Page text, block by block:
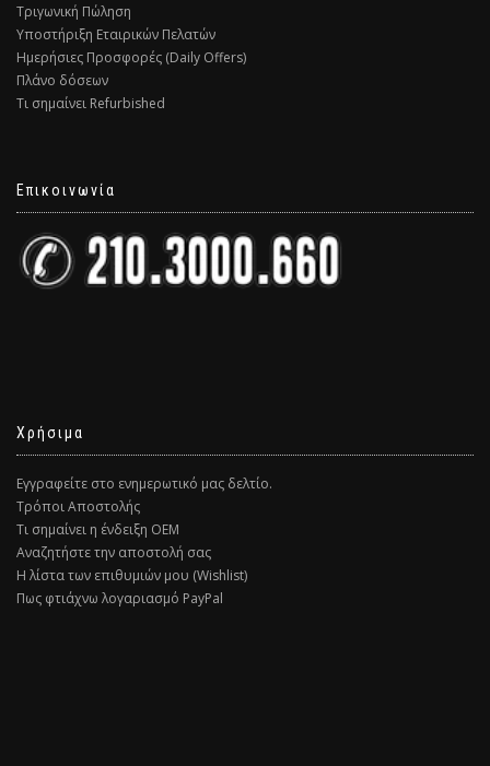
Τριγωνική Πώληση
Υποστήριξη Εταιρικών Πελατών
Ημερήσιες Προσφορές (Daily Offers)
Πλάνο δόσεων
Τι σημαίνει Refurbished
Επικοινωνία
Χρήσιμα
Εγγραφείτε στο ενημερωτικό μας δελτίο.
Τρόποι Αποστολής
Τι σημαίνει η ένδειξη ΟΕΜ
Αναζητήστε την αποστολή σας
Η λίστα των επιθυμιών μου (Wishlist)
Πως φτιάχνω λογαριασμό PayPal